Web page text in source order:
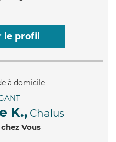
le profil
K., Chalus
Vous